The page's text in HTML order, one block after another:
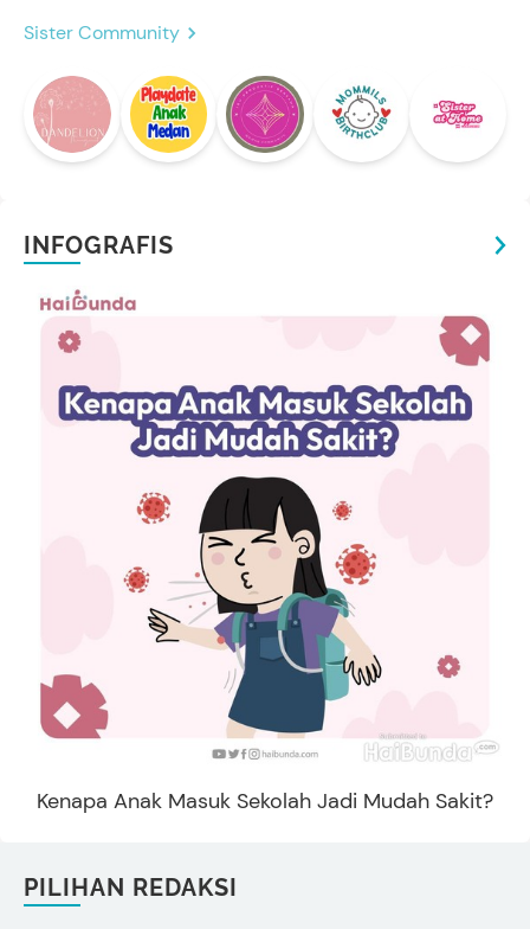
Sister Community
INFOGRAFIS
Kenapa Anak Masuk Sekolah Jadi Mudah Sakit?
PILIHAN REDAKSI